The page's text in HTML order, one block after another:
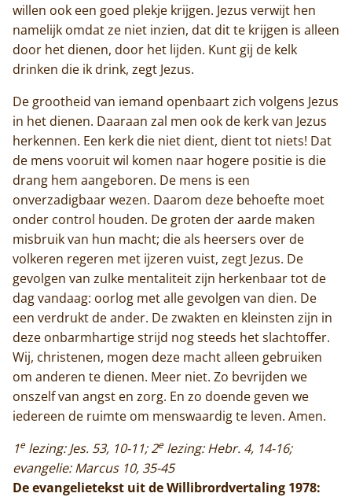
Home
Trappisten
De abdij
Actueel
Monnik worden
Contact
willen ook een goed plekje krijgen. Jezus verwijt hen
namelijk omdat ze niet inzien, dat dit te krijgen is alleen
door het dienen, door het lijden. Kunt gij de kelk
drinken die ik drink, zegt Jezus.
De grootheid van iemand openbaart zich volgens Jezus
in het dienen. Daaraan zal men ook de kerk van Jezus
herkennen. Een kerk die niet dient, dient tot niets! Dat
de mens vooruit wil komen naar hogere positie is die
drang hem aangeboren. De mens is een
onverzadigbaar wezen. Daarom deze behoefte moet
onder control houden. De groten der aarde maken
misbruik van hun macht; die als heersers over de
volkeren regeren met ijzeren vuist, zegt Jezus. De
gevolgen van zulke mentaliteit zijn herkenbaar tot de
dag vandaag: oorlog met alle gevolgen van dien. De
een verdrukt de ander. De zwakten en kleinsten zijn in
deze onbarmhartige strijd nog steeds het slachtoffer.
Wij, christenen, mogen deze macht alleen gebruiken
om anderen te dienen. Meer niet. Zo bevrijden we
onszelf van angst en zorg. En zo doende geven we
iedereen de ruimte om menswaardig te leven. Amen.
1elezing: Jes. 53, 10-11; 2elezing: Hebr. 4, 14-16;
evangelie: Marcus 10, 35-45
De evangelietekst uit de Willibrordvertaling 1978: